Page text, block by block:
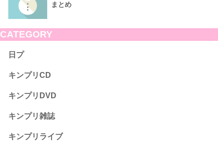
まとめ
CATEGORY
日プ
キンプリCD
キンプリDVD
キンプリ雑誌
キンプリライブ